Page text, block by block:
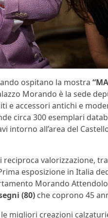
ospitano la mostra
Morando è la sede
e accessori antichi e
circa 300 esemplari
intorno all’area del
valorizzazione,
esposizione in Italia
Morando
(80) che coprono 45
migliori creazioni